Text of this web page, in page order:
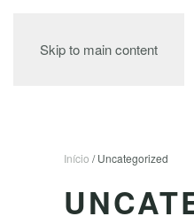
Skip to main content
Início / Uncategorized